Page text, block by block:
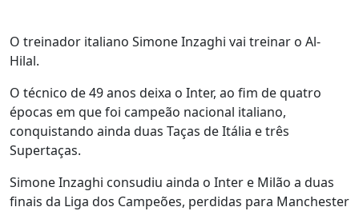
O treinador italiano Simone Inzaghi vai treinar o Al-
Hilal.
O técnico de 49 anos deixa o Inter, ao fim de quatro
épocas em que foi campeão nacional italiano,
conquistando ainda duas Taças de Itália e três
Supertaças.
Simone Inzaghi consudiu ainda o Inter e Milão a duas
finais da Liga dos Campeões, perdidas para Manchester